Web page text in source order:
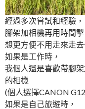
經過多次嘗試和經驗，
腳架加相機再用時間
想更方便不用走來走
如果是工作時，
我個人還是喜歡帶腳
的相機
(個人選擇CANON
如果是自己旅遊時，